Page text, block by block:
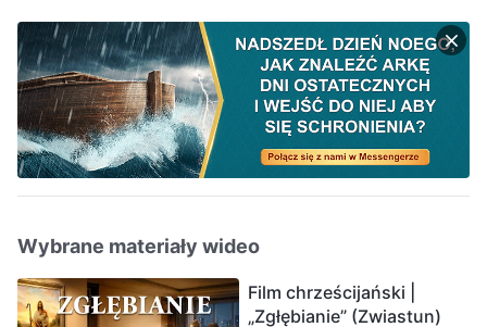
Wybrane materiały wideo
Film chrześcijański |
„Zgłębianie” (Zwiastun)